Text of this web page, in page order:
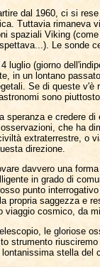
dal 1960, ci si
Tuttavia
spaziali Viking
Le sonde
luglio (giorno
in un lontano
Se di queste
sono
speranza e credere
che ha
extraterrestre, o
direzione.
davvero una
in grado di
punto
propria saggezza e
cosmico, da
le gloriose
strumento
stella del